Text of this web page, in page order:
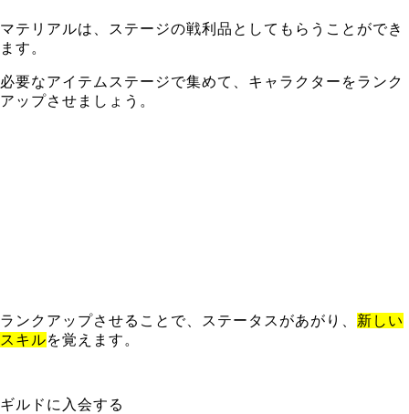
マテリアルは、ステージの戦利品としてもらうことができ
ます。
必要なアイテムステージで集めて、キャラクターをランク
アップさせましょう。
ランクアップさせることで、ステータスがあがり、 新しい
スキルを覚えます。
ギルドに入会する